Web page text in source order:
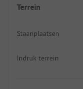
Terrein
Staanplaatsen
Indruk terrein